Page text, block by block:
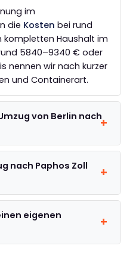
im
die Kosten bei rund
kompletten Haushalt im
5840–9340 € oder
nennen wir nach kurzer
und Containerart.
von Berlin nach
nach Paphos Zoll
eigenen